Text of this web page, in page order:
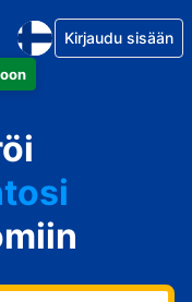
Kirjaudu sisään